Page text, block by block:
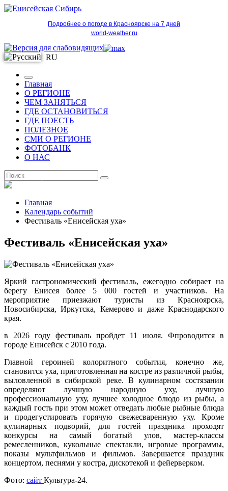
Подробнее о погоде в Красноярске на 7 дней
world-weather.ru
RU
Главная
О РЕГИОНЕ
ЧЕМ ЗАНЯТЬСЯ
ГДЕ ОСТАНОВИТЬСЯ
ГДЕ ПОЕСТЬ
ПОЛЕЗНОЕ
СМИ О РЕГИОНЕ
ФОТОБАНК
О НАС
Главная
Календарь событий
Фестиваль «Енисейская уха»
Фестиваль «Енисейская уха»
Яркий гастрономический фестиваль, ежегодно собирает на
берегу Енисея более 5 000 гостей и участников. На
мероприятие приезжают туристы из Красноярска,
Новосибирска, Иркутска, Кемерово и даже Краснодарского
края.
в 2026 году фестиваль пройдет 11 июля. Фпроводится в
городе Енисейск с 2010 года.
Главной героиней колоритного события, конечно же,
становится уха, приготовленная на костре из различной рыбы,
выловленной в сибирской реке. В кулинарном состязании
определяют лучшую народную уху, лучшую
профессиональную уху, лучшее холодное блюдо из рыбы, а
каждый гость при этом может отведать любые рыбные блюда
и продегустировать горячую свежесваренную уху. Кроме
кулинарных подворий, для гостей праздника проходят
конкурсы на самый богатый улов, мастер-классы
ремесленников, кукольные спектакли, игровые программы,
показы мультфильмов и фильмов. Завершается праздник
концертом, песнями у костра, дискотекой и фейерверком.
Фото: сайт Культура-24.